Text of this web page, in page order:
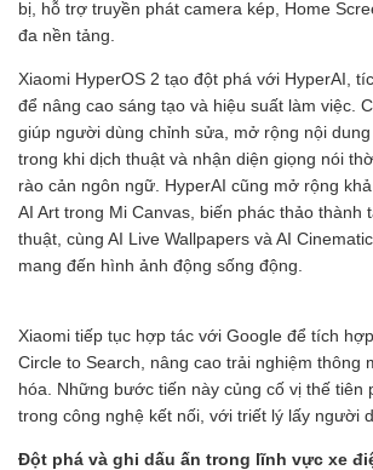
bị, hỗ trợ truyền phát camera kép, Home
đa nền tảng.
Xiaomi HyperOS 2 tạo đột phá với HyperAI,
để nâng cao sáng tạo và hiệu suất làm việc.
giúp người dùng chỉnh sửa, mở rộng nội dung
trong khi dịch thuật và nhận diện giọng nói
rào cản ngôn ngữ. HyperAI cũng mở rộng
AI Art trong Mi Canvas, biến phác thảo thành
thuật, cùng AI Live Wallpapers và AI
mang đến hình ảnh động sống động.
Xiaomi tiếp tục hợp tác với Google để tích
Circle to Search, nâng cao trải nghiệm thông
hóa. Những bước tiến này củng cố vị thế tiên
trong công nghệ kết nối, với triết lý lấy người
Đột phá và ghi dấu ấn trong lĩnh vực xe